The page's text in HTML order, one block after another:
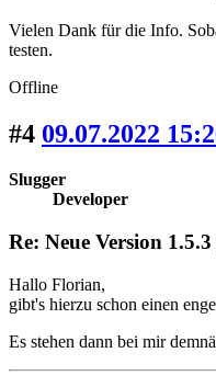
Vielen Dank für die Info.
testen.
Offline
#4 09.07.2022
Slugger
Developer
Re: Neue Version
Hallo Florian,
gibt's hierzu schon einen
Es stehen dann bei mir